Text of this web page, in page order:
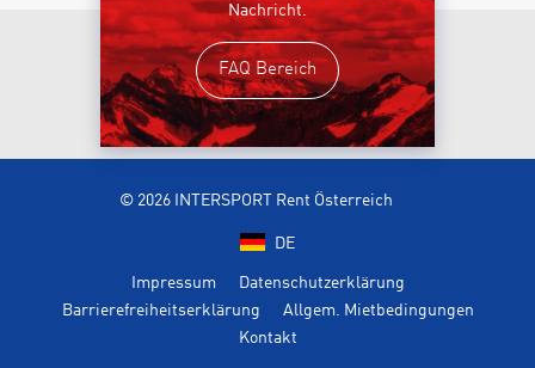
Nachricht.
FAQ Bereich
© 2026 INTERSPORT Rent Österreich
DE
Impressum
Datenschutzerklärung
Barrierefreiheitserklärung
Allgem. Mietbedingungen
Kontakt